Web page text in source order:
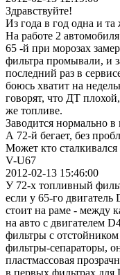
Здравствуйте!
Из года в год одна и та
На работе 2
65 -й при морозах
фильтра промывали, и
последний раз в
боюсь хватит на
говорят, что ДТ
же топливе.
Заводится нормально
А 72-й бегает, без
Может кто
V-U67
2012-02-13 15:46:00
У 72-х топливный
если у 65-го
стоит на раме - между
на авто с двигателем
фильтры с
фильтры-сепараторы,
пластмассовая